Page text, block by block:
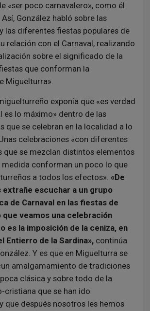
«ser poco carnavalero», como él
González habló sobre las
las diferentes fiestas populares de
relación con el Carnaval, realizando
sobre el significado de la
que conforman la
Miguelturra».
exponía que «es verdad
es lo máximo» dentro de las
que se celebran en la localidad a lo
celebraciones «con diferentes
que se mezclan distintos elementos
medida conforman un poco lo que
a todos los efectos». «De
extrañe escuchar a un grupo
de Carnaval en las fiestas de
veamos una celebración
es la imposición de la ceniza, en
Entierro de la Sardina», continúa
Y es que en Miguelturra se
amalgamamiento de tradiciones
clásica y sobre todo de la
cristiana que se han ido
que después nosotros les hemos